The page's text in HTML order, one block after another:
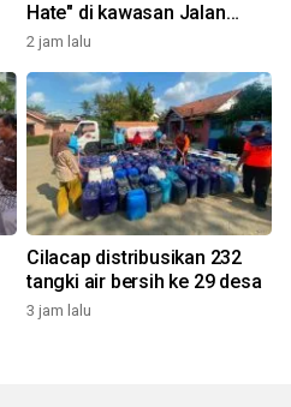
Hate" di kawasan Jalan
Rasuna Said
2 jam lalu
Cilacap distribusikan 232
tangki air bersih ke 29 desa
3 jam lalu